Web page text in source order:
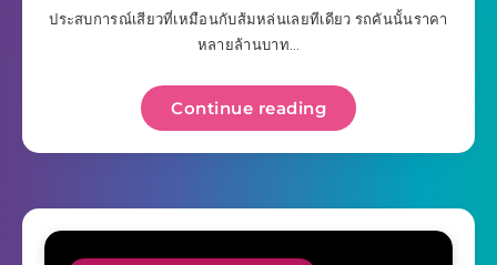
ประสบการณ์เสียวที่เหมือนกับส้มหล่นเลยทีเดียว รถคันนั้นราคา
หลายล้านบาท…
Continue reading